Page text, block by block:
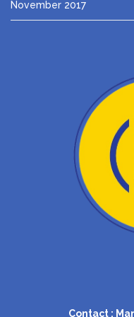
November 2017
Contact :